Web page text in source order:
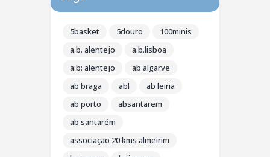
5basket 5douro
100minis
a.b. alentejo
a.b.lisboa
a:b: alentejo
ab algarve
ab braga
abl
ab leiria
ab porto
absantarem
ab santarém
associação 20 kms almeirim